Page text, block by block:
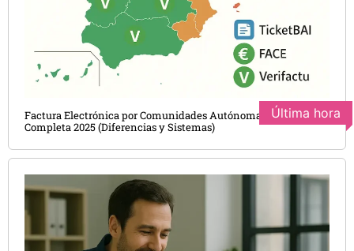
Última hora
Factura Electrónica por Comunidades Autónomas: Guía
Completa 2025 (Diferencias y Sistemas)